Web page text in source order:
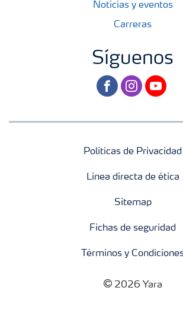
Noticias y eventos
Carreras
Síguenos
facebookinstagram
youtube
Políticas de Privacidad
Línea directa de ética
Sitemap
Fichas de seguridad
Términos y
2026 Yara